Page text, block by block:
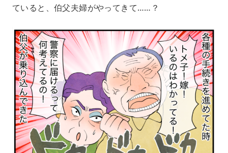
ていると、伯父夫婦がやってきて……？